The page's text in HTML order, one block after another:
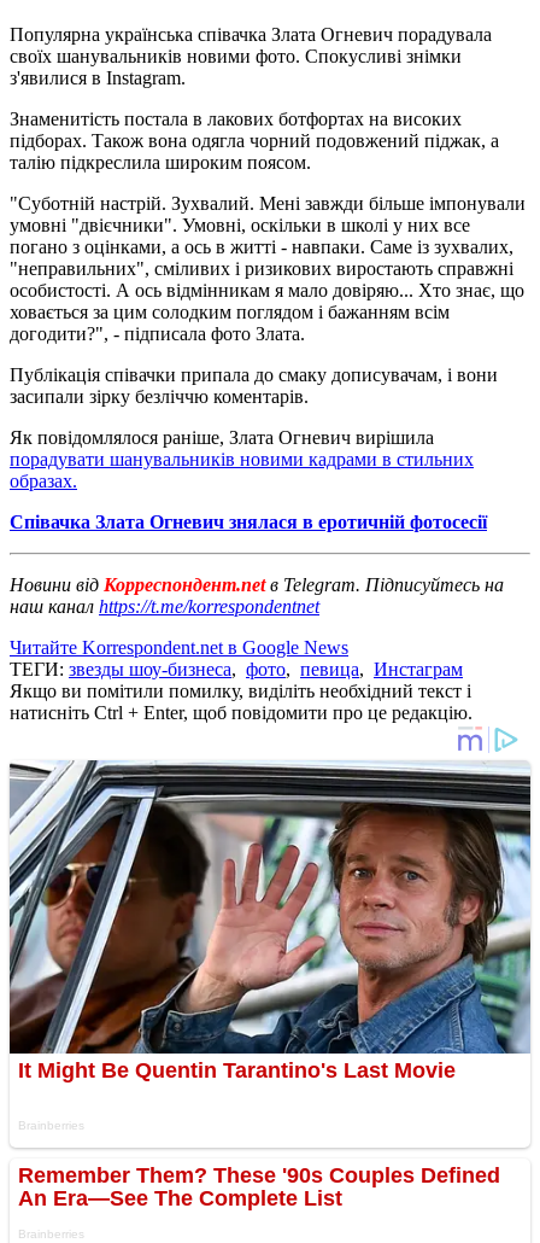
Популярна українська співачка Злата Огневич порадувала
своїх шанувальників новими фото. Спокусливі знімки
з'явилися в Instagram.
Знаменитість постала в лакових ботфортах на високих
підборах. Також вона одягла чорний подовжений піджак, а
талію підкреслила широким поясом.
"Суботній настрій. Зухвалий. Мені завжди більше імпонували
умовні "двієчники". Умовні, оскільки в школі у них все
погано з оцінками, а ось в житті - навпаки. Саме із зухвалих,
"неправильних", сміливих і ризикових виростають справжні
особистості. А ось відмінникам я мало довіряю... Хто знає, що
ховається за цим солодким поглядом і бажанням всім
догодити?", - підписала фото Злата.
Публікація співачки припала до смаку дописувачам, і вони
засипали зірку безліччю коментарів.
Як повідомлялося раніше, Злата Огневич вирішила
порадувати шанувальників новими кадрами в стильних
образах.
Співачка Злата Огневич знялася в еротичній фотосесії
Новини від Корреспондент.netв Telegram. Підписуйтесь на
наш канал https://t.me/korrespondentnet
Читайте Korrespondent.net в Google News
ТЕГИ: звезды шоу-бизнеса, фото, певица, Инстаграм
Якщо ви помітили помилку, виділіть необхідний текст і
натисніть Ctrl + Enter, щоб повідомити про це редакцію.